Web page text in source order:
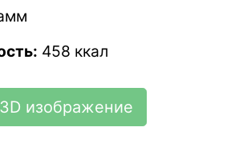
458 ккал
изображение